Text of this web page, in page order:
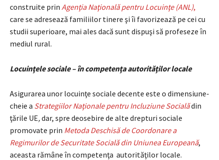
construite prin Agenţia Naţională pentru Locuinţe (ANL),
care se adresează familiilor tinere şi îi favorizează pe cei cu
studii superioare, mai ales dacă sunt dispuşi să profeseze în
mediul rural.
Locuinţele sociale – în competenţa autorităţilor locale
Asigurarea unor locuinţe sociale decente este o dimensiune-
cheie a Strategiilor Naţionale pentru Incluziune Socialădin
ţările UE,dar, spre deosebire de alte drepturi sociale
promovate prin Metoda Deschisă de Coordonare a
Regimurilor de Securitate Socială din Uniunea Europeană,
aceasta rămâne în competenţa autorităţilor locale.